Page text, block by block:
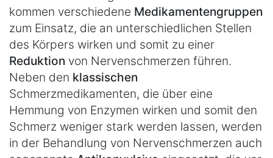
kommen verschiedene Medikamentengruppen
zum Einsatz, die an unterschiedlichen Stellen
des Körpers wirken und somit zu einer
Reduktion von Nervenschmerzen führen.
Neben den klassischen
Schmerzmedikamenten, die über eine
Hemmung von Enzymen wirken und somit den
Schmerz weniger stark werden lassen, werden
in der Behandlung von Nervenschmerzen auch